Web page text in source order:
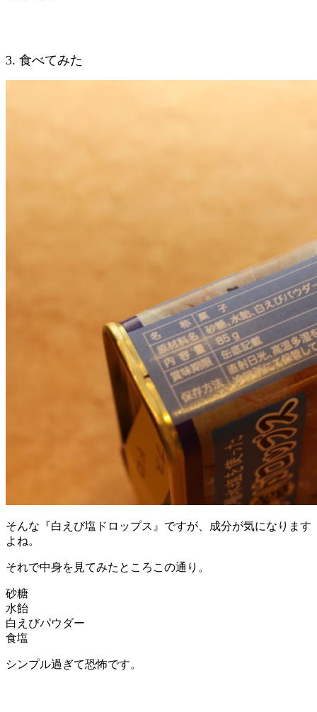
3. 食べてみた
そんな『白えび塩ドロップス』ですが、成分が気になります
よね。
それで中身を見てみたところこの通り。
砂糖
水飴
白えびパウダー
食塩
シンプル過ぎて恐怖です。